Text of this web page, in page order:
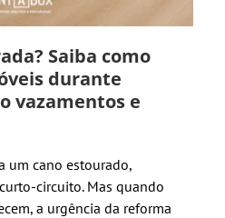
Saiba como
durante
vazamentos e
um cano estourado,
circuito. Mas quando
a urgência da reforma